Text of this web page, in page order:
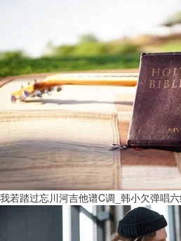
我若踏过忘川河吉他谱C调_韩小欠弹唱